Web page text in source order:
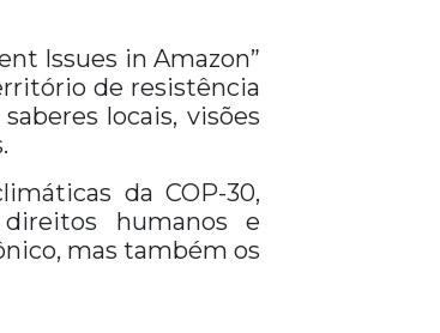
Issues in Amazon”
de resistência
locais, visões
da COP-30,
humanos e
mas também os